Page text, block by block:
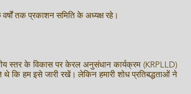
तक प्रकाशन समिति के अध्यक्ष रहे।
स्तर के विकास पर केरल अनुसंधान कार्यक्रम (KRPLLD)
थे कि हम इसे जारी रखें। लेकिन हमारी शोध प्रतिबद्धताओं ने